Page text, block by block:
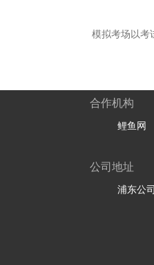
模拟考场以考
合作机构
鲤鱼网
公司地址
浦东公